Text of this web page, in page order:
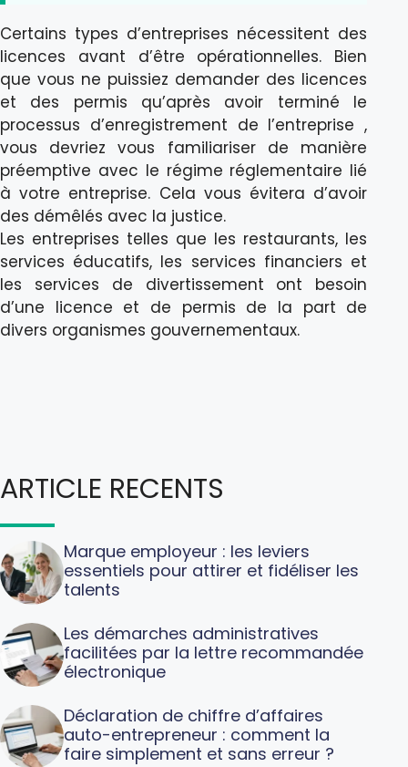
Certains types d’entreprises nécessitent des
licences avant d’être opérationnelles. Bien
que vous ne puissiez demander des licences
et des permis qu’après avoir terminé le
processus d’enregistrement de l’entreprise ,
vous devriez vous familiariser de manière
préemptive avec le régime réglementaire lié
à votre entreprise. Cela vous évitera d’avoir
des démêlés avec la justice.
Les entreprises telles que les restaurants, les
services éducatifs, les services financiers et
les services de divertissement ont besoin
d’une licence et de permis de la part de
divers organismes gouvernementaux.
ARTICLE RECENTS
Marque employeur : les leviers
essentiels pour attirer et fidéliser les
talents
Les démarches administratives
facilitées par la lettre recommandée
électronique
Déclaration de chiffre d’affaires
auto-entrepreneur : comment la
faire simplement et sans erreur ?